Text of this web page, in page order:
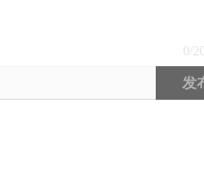
0 /
发